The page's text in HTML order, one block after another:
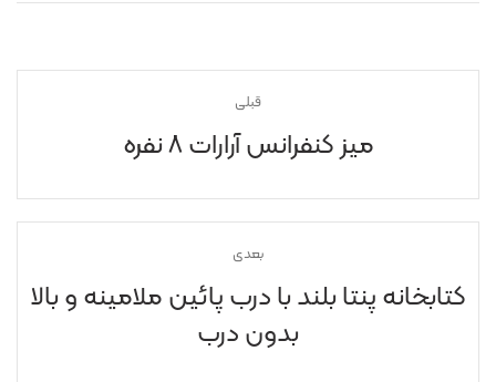
قبلی
میز کنفرانس آرارات ۸ نفره
بعدی
کتابخانه پنتا بلند با درب پائين ملامينه و بالا
بدون درب